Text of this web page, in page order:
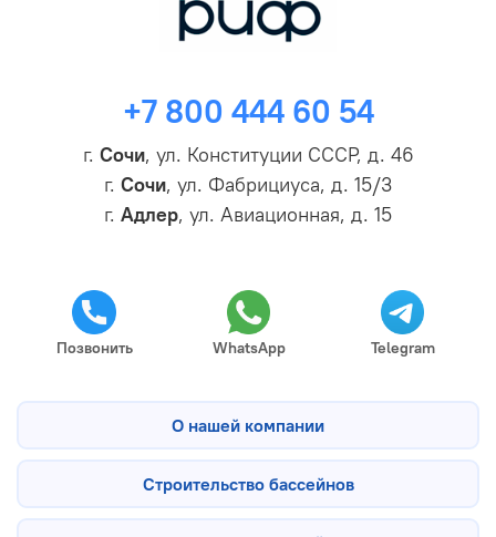
+7 800 444 60 54
г. Сочи, ул. Конституции СССР, д. 46
г. Сочи, ул. Фабрициуса, д. 15/3
г. Адлер, ул. Авиационная, д. 15
Позвонить WhatsApp Telegram
О нашей компании
Строительство бассейнов